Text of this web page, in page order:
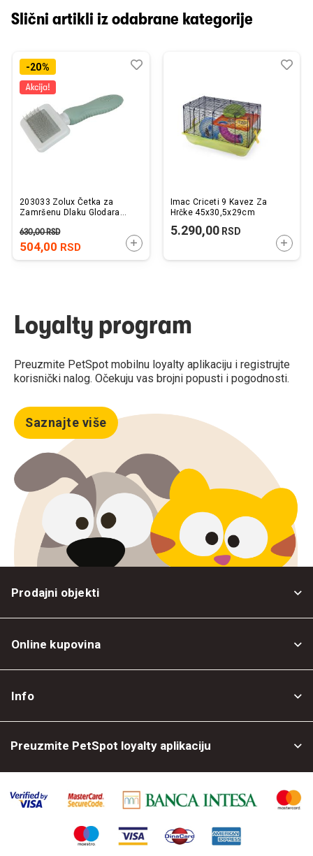
Slični artikli iz odabrane kategorije
-20%
203033 Zolux Četka za
Zamršenu Dlaku Glodara
504,00 RSD
630,00RSD
DODAJTE U KORPU
Dodaj
Uporedi
Imac Criceti 9 Kavez Za
Hrčke 45x30,5x29cm
5.290,00RSD
Loyalty program
Preuzmite PetSpot mobilnu loyalty aplikaciju i registrujte
korisnički nalog. Očekuju vas brojni popusti i pogodnosti.
Saznajte više
Prodajni objekti
Online kupovina
Info
Preuzmite PetSpot loyalty aplikaciju